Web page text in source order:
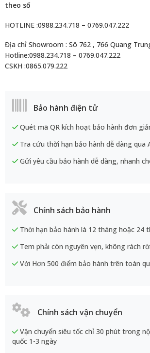
theo số
HOTLINE :0988.234.718 – 0769.047.222
Địa chỉ Showroom : Sô 762 , 766 Quang
Hotline:0988.234.718 – 0769.047.222
CSKH :0865.079.222
Bảo hành điện tử
Quét mã QR kích hoạt bảo hành đơn
Tra cứu thời hạn bảo hành dễ dàng qua
Gửi yêu cầu bảo hành dễ dàng, nhanh
Chính sách bảo hành
Thời hạn bảo hành là 12 tháng hoặc 24
Tem phải còn nguyên vẹn, không rách
Với Hơn 500 điểm bảo hành trên toàn
Chính sách vận chuyển
Vận chuyển siêu tốc chỉ 30 phút trong
quốc 1-3 ngày